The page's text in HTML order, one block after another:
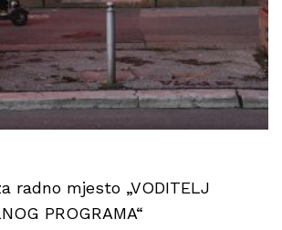
radno mjesto „VODITELJ
PROGRAMA“